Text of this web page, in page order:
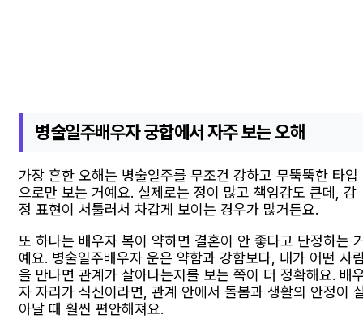
병술일주배우자 궁합에서 자주 보는 오해
가장 흔한 오해는 병술일주를 무조건 강하고 무뚝뚝한 타입
으로만 보는 거예요. 실제로는 정이 많고 책임감도 큰데, 감
정 표현이 서툴러서 차갑게 보이는 경우가 많거든요.
또 하나는 배우자 복이 약하면 결혼이 안 좋다고 단정하는
예요. 병술일주배우자 운은 약함과 강함보다, 내가 어떤 사
을 만나면 관계가 살아나는지를 보는 쪽이 더 정확해요. 배
자 자리가 식신이라면, 관계 안에서 돌봄과 생활의 안정이
아날 때 훨씬 편안해져요.